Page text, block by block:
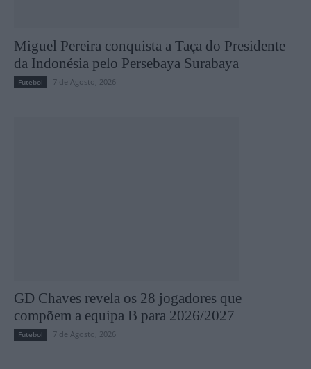
Miguel Pereira conquista a Taça do Presidente
da Indonésia pelo Persebaya Surabaya
Futebol 7 de Agosto, 2026
GD Chaves revela os 28 jogadores que
compõem a equipa B para 2026/2027
Futebol 7 de Agosto, 2026